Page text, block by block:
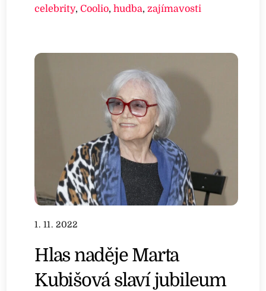
celebrity,Coolio,hudba,zajímavosti
1. 11. 2022
Hlas naděje Marta
Kubišová slaví jubileum